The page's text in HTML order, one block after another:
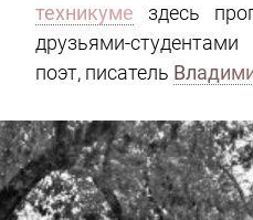
техникуме здесь
друзьями-
поэт, писатель